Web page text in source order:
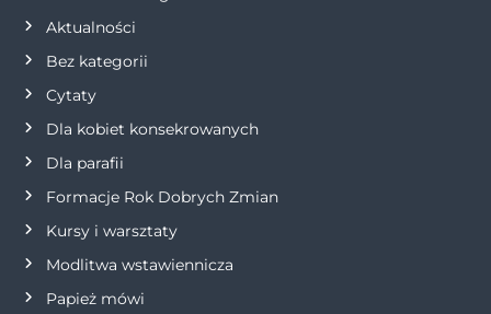
c
j
a
w
p
i
Aktualności
Bez kategorii
Cytaty
Dla kobiet konsekrowanych
Dla parafii
Formacje Rok Dobrych Zmian
Kursy i warsztaty
Modlitwa wstawiennicza
Papież mówi